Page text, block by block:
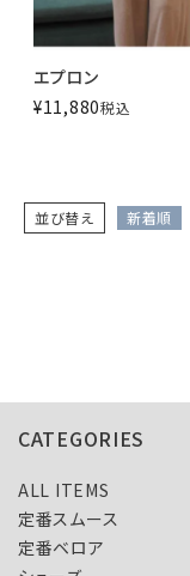
エプロン
¥11,880税込
並び替え 新着順
CATEGORIES
ALL ITEMS
定番スムース
定番ベロア